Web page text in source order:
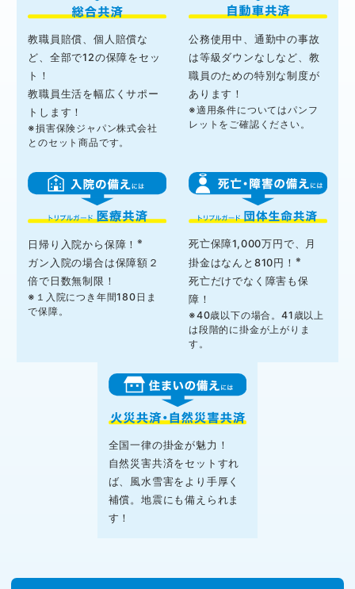
教職員賠償、個人賠償な
ど、全部で12の保障をセッ
ト！
教職員生活を幅広くサポー
トします！
※損害保険ジャパン株式会社
とのセット商品です。
公務使用中、通勤中の事故
は等級ダウンなしなど、教
職員のための特別な制度が
あります！
※適用条件についてはパンフ
レットをご確認ください。
日帰り入院から保障！※
ガン入院の場合は保障額２
倍で日数無制限！
※１入院につき年間180日ま
で保障。
死亡保障1,000万円で、月
掛金はなんと810円！ ※
死亡だけでなく障害も保
障！
※40歳以下の場合。41歳以上
は段階的に掛金が上がりま
す。
全国一律の掛金が魅力！
自然災害共済をセットすれ
ば、風水雪害をより手厚く
補償。地震にも備えられま
す！